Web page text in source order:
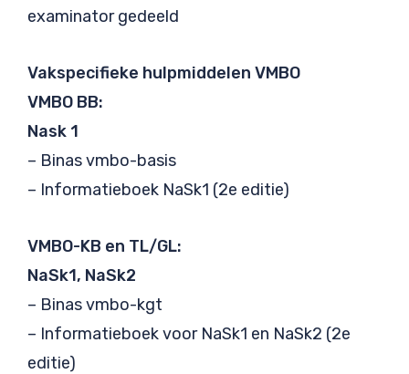
examinator gedeeld
Vakspecifieke hulpmiddelen VMBO
VMBO BB:
Nask 1
– Binas vmbo-basis
– Informatieboek NaSk1 (2e editie)
VMBO-KB en TL/GL:
NaSk1, NaSk2
– Binas vmbo-kgt
– Informatieboek voor NaSk1 en NaSk2 (2e
editie)